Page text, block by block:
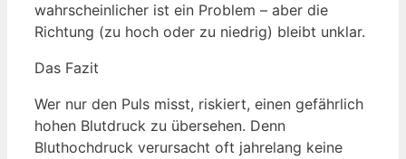
wahrscheinlicher ist ein Problem – aber die
Richtung (zu hoch oder zu niedrig) bleibt unklar.
Das Fazit
Wer nur den Puls misst, riskiert, einen gefährlich
hohen Blutdruck zu übersehen. Denn
Bluthochdruck verursacht oft jahrelang keine